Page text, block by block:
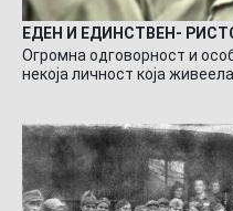
ЕДЕН И ЕДИНСТВЕН-
Огромна одговорност и
некоја личност која живеела